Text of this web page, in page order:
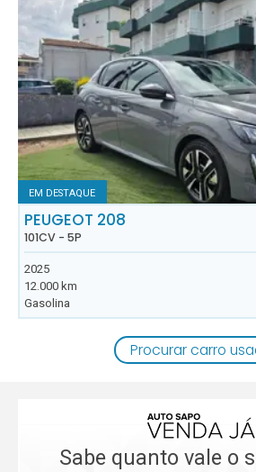
EM DESTAQUE
PEUGEOT 208
101CV - 5P
2025
12.000 km
Gasolina
Procurar carro
Sabe quanto vale o